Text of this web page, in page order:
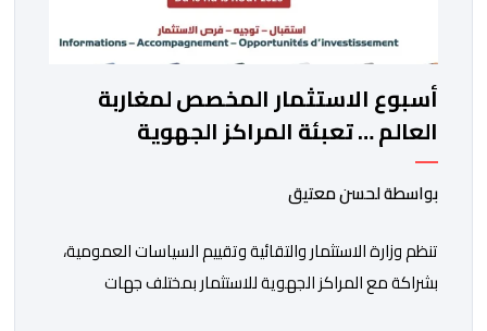
أسبوع الاستثمار المخصص لمغاربة
العالم … تعبئة المراكز الجهوية
للاستثمار لمواكبة مشاريع مغاربة
العالم
بواسطة لحسن معتيق
تنظم وزارة الاستثمار والتقائية وتقييم السياسات العمومية،
بشراكة مع المراكز الجهوية للاستثمار بمختلف جهات